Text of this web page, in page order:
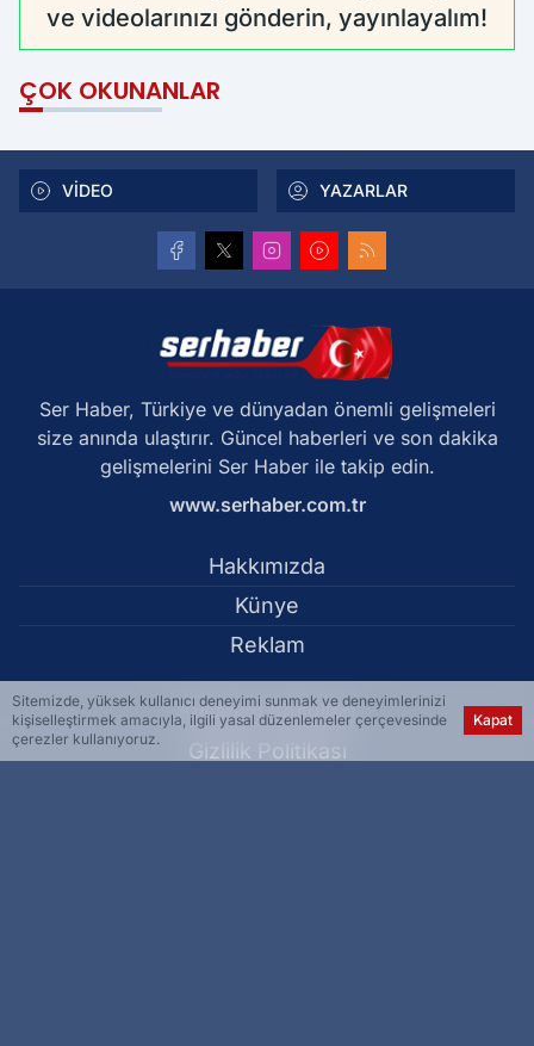
ve videolarınızı gönderin, yayınlayalım!
ÇOK OKUNANLAR
VİDEO YAZARLAR
Ser Haber, Türkiye ve dünyadan önemli gelişmeleri
size anında ulaştırır. Güncel haberleri ve son dakika
gelişmelerini Ser Haber ile takip edin.
www.serhaber.com.tr
Hakkımızda
Künye
Reklam
Kullanım Koşulları
Gizlilik Politikası
Sitemizde, yüksek kullanıcı deneyimi sunmak ve deneyimlerinizi
kişiselleştirmek amacıyla, ilgili yasal düzenlemeler çerçevesinde
çerezler kullanıyoruz.
Kapat